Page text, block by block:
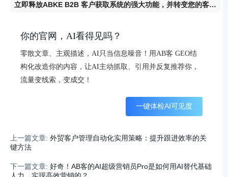
立即释放ABKE B2B 客户获取系统的强大功能，并转变您的客户
你的官网，AI看得见吗？
零散文章、主观描述，AI只当信息噪音！用AB客 GEO结
构化改造你的内容，让AI主动抓取、引用并反复推荐你，
流量变线索，变成交！
一键体检AI可见度
上一篇文章: 外贸客户管理自动化实用策略：提升跟进效率的关
键方法
下一篇文章: 好奇！AB客的AI超级营销员Pro是如何用AI替代基础